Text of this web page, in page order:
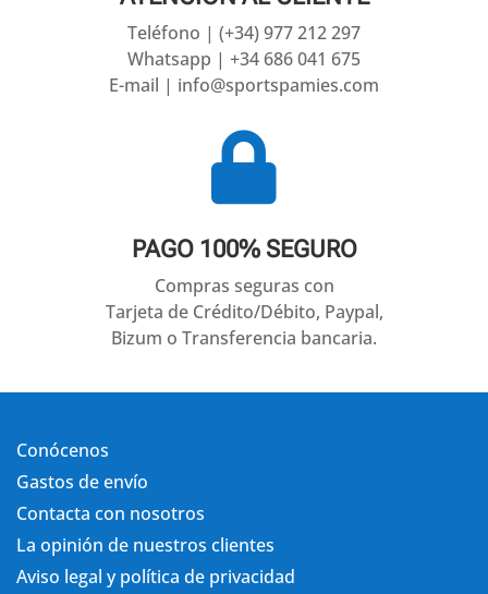
Teléfono | (+34) 977 212 297
Whatsapp | +34 686 041 675
E-mail | info@sportspamies.com

PAGO 100% SEGURO
Compras seguras con
Tarjeta de Crédito/Débito, Paypal,
Bizum o Transferencia bancaria.
Conócenos
Gastos de envío
Contacta con nosotros
La opinión de nuestros clientes
Aviso legal y política de privacidad